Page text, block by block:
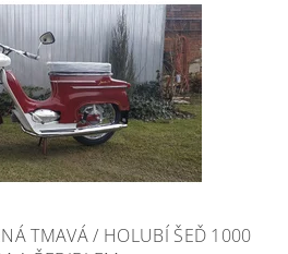
TMAVÁ / HOLUBÍ ŠEĎ 1000